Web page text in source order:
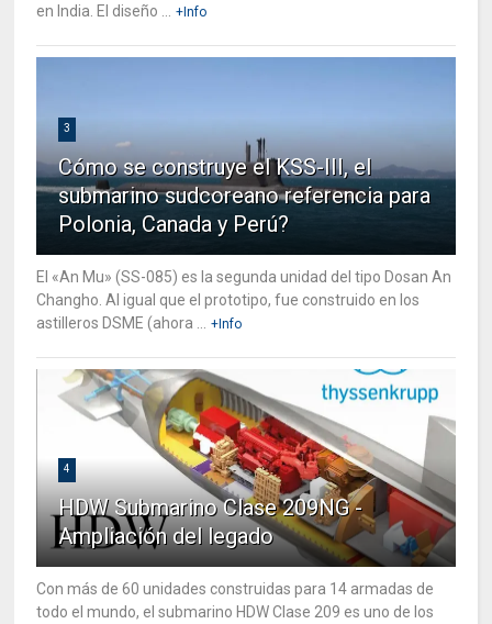
en India. El diseño ...
+Info
3
Cómo se construye el KSS-III, el
submarino sudcoreano referencia para
Polonia, Canada y Perú?
El «An Mu» (SS-085) es la segunda unidad del tipo Dosan An
Changho. Al igual que el prototipo, fue construido en los
astilleros DSME (ahora ...
+Info
4
HDW Submarino Clase 209NG -
Ampliación del legado
Con más de 60 unidades construidas para 14 armadas de
todo el mundo, el submarino HDW Clase 209 es uno de los